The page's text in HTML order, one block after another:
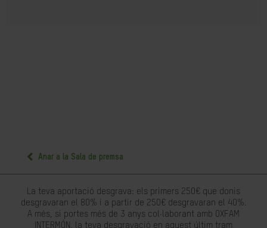
Anar a la Sala de premsa
La teva aportació desgrava: els primers 250€ que donis
desgravaran el 80% i a partir de 250€ desgravaran el 40%.
A més, si portes més de 3 anys col·laborant amb OXFAM
INTERMÓN, la teva desgravació en aquest últim tram